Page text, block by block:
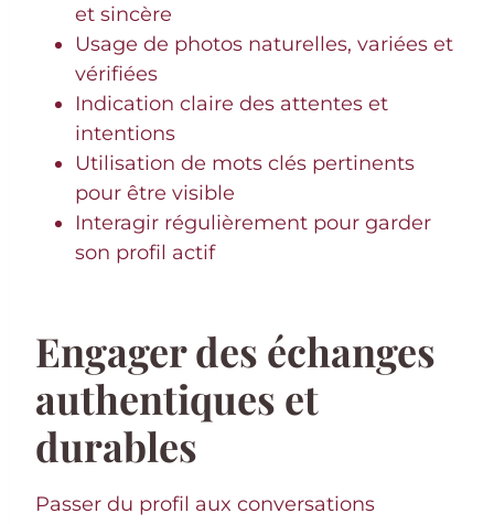
et sincère
Usage de photos naturelles, variées et
vérifiées
Indication claire des attentes et
intentions
Utilisation de mots clés pertinents
pour être visible
Interagir régulièrement pour garder
son profil actif
Engager des échanges
authentiques et
durables
Passer du profil aux conversations